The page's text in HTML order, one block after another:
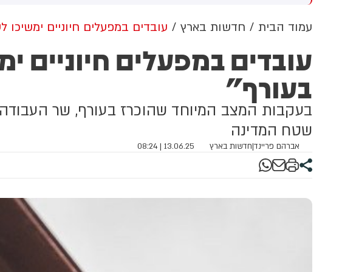
הייתה אומללה, אבל
עמוד הבית חדשות בארץ עובדים במפעלים חיוניים
עובדים במפעלים חיוניים
בעורף"
בעקבות המצב המיוחד שהוכרז בעורף, שר
שטח המדינה
אברהם פריינד|חדשות בארץ 13.06.25 | 08:24